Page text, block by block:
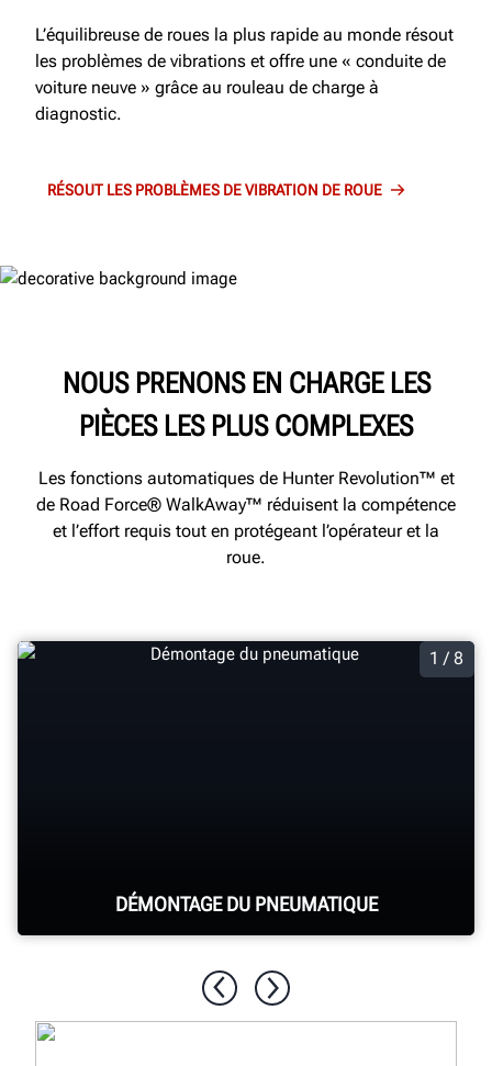
L’équilibreuse de roues la plus rapide au monde résout
les problèmes de vibrations et offre une « conduite de
voiture neuve » grâce au rouleau de charge à
diagnostic.
RÉSOUT LES PROBLÈMES DE VIBRATION DE ROUE
1 / 8
DÉMONTAGE DU PNEUMATIQUE
NOUS PRENONS EN CHARGE LES
PIÈCES LES PLUS COMPLEXES
Les fonctions automatiques de Hunter Revolution™ et
de Road Force® WalkAway™ réduisent la compétence
et l’effort requis tout en protégeant l’opérateur et la
roue.